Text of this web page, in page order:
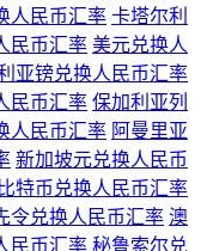
人民币汇率 卡塔尔利
民币汇率 美元兑换人
亚镑兑换人民币汇率
民币汇率 保加利亚列
人民币汇率 阿曼里亚
新加坡元兑换人民币
比特币兑换人民币汇率
令兑换人民币汇率 澳
民币汇率 秘鲁索尔兑